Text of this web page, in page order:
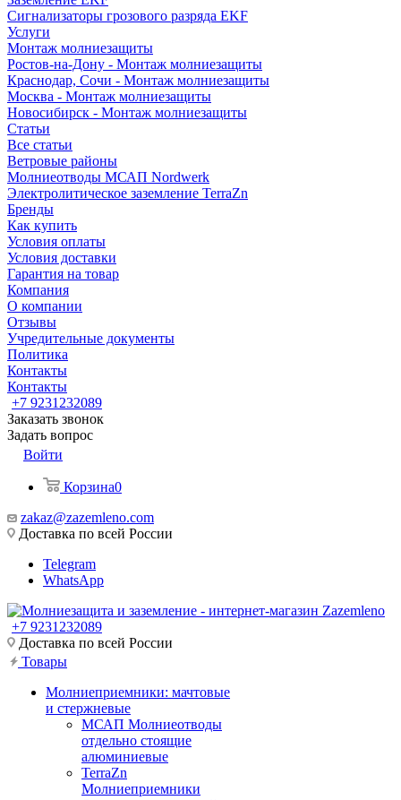
Сигнализаторы грозового разряда EKF
Услуги
Монтаж молниезащиты
Ростов-на-Дону - Монтаж молниезащиты
Краснодар, Сочи - Монтаж молниезащиты
Москва - Монтаж молниезащиты
Новосибирск - Монтаж молниезащиты
Статьи
Все статьи
Ветровые районы
Молниеотводы МСАП Nordwerk
Электролитическое заземление TerraZn
Бренды
Как купить
Условия оплаты
Условия доставки
Гарантия на товар
Компания
О компании
Отзывы
Учредительные документы
Политика
Контакты
Контакты
+7 9231232089
Заказать звонок
Задать вопрос
Войти
Корзина0
zakaz@zazemleno.com
Доставка по всей России
Telegram
WhatsApp
+7 9231232089
Доставка по всей России
Товары
Молниеприемники: мачтовые
и стержневые
МСАП Молниеотводы
отдельно стоящие
алюминиевые
TerraZn
Молниеприемники